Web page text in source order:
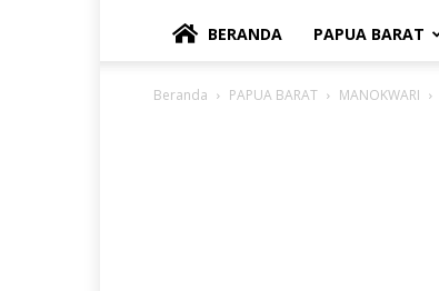
BERANDA PAPUA BARAT
Beranda PAPUA BARAT MANOKWARI